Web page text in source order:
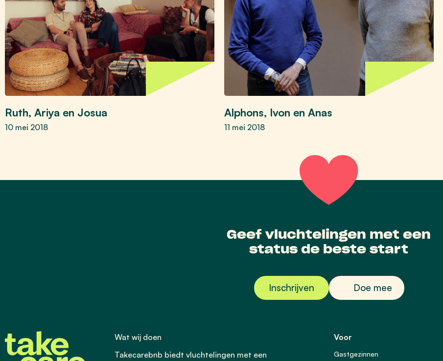
Ruth, Ariya en Josua
10 mei 2018
Alphons, Ivon en Anas
11 mei 2018
Geef vluchtelingen met een
status de beste start
Inschrijven Doe mee
Wat wij doen
Takecarebnb biedt vluchtelingen met een
Voor
Gastgezinnen